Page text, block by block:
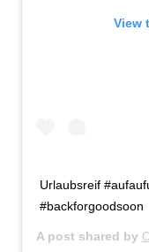
View
Urlaubsreif
#backforgoodsoon
A post shared by